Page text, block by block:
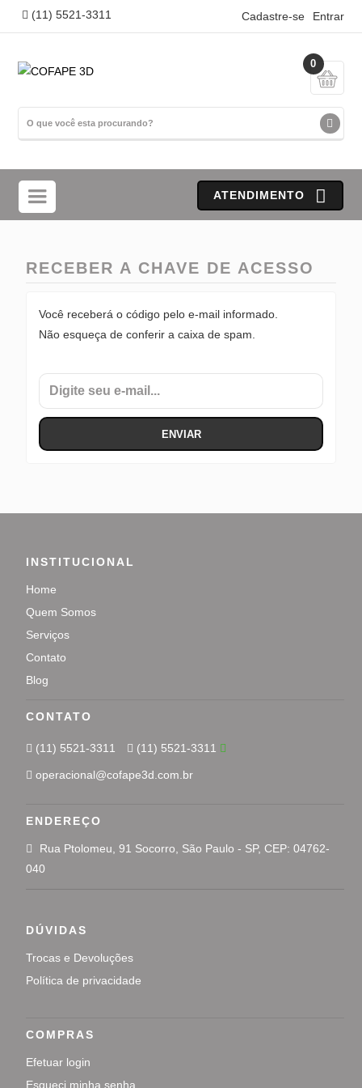
Entrar
Cadastre-se
(11) 5521-3311
0
ATENDIMENTO
RECEBER A CHAVE DE ACESSO
Você receberá o código pelo e-mail informado.
Não esqueça de conferir a caixa de spam.
INSTITUCIONAL
Home
Quem Somos
Serviços
Contato
Blog
CONTATO
(11) 5521-3311 (11) 5521-3311
operacional@cofape3d.com.br
ENDEREÇO
Rua Ptolomeu, 91 Socorro, São Paulo - SP, CEP: 04762-
040
DÚVIDAS
Trocas e Devoluções
Política de privacidade
COMPRAS
Efetuar login
Esqueci minha senha